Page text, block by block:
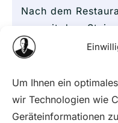
Um Ihnen ein
wir Technologien wie
Geräteinformationen
Nach dem
nun mit dem
Sterner. Marko
Steirerecks “kleine
angesehen.